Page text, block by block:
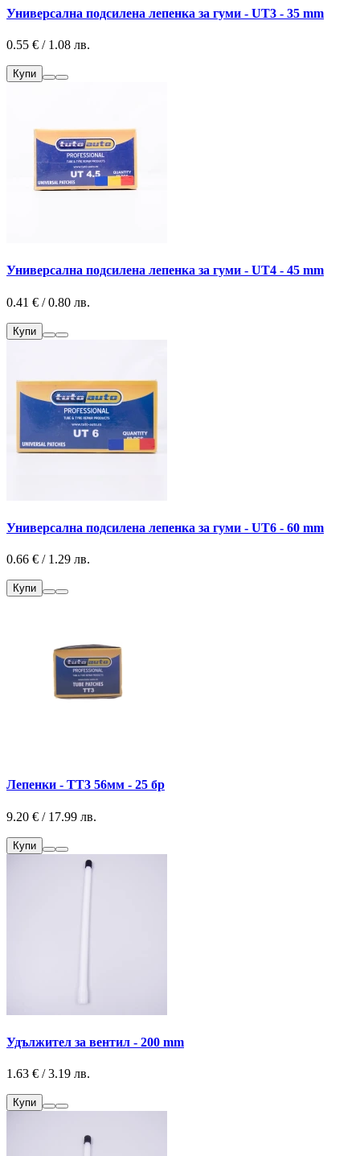
Универсална подсилена лепенка за гуми - UT3 - 35 mm
0.55 € / 1.08 лв.
Купи
Универсална подсилена лепенка за гуми - UT4 - 45 mm
0.41 € / 0.80 лв.
Купи
Универсална подсилена лепенка за гуми - UT6 - 60 mm
0.66 € / 1.29 лв.
Купи
Лепенки - ТТ3 56мм - 25 бр
9.20 € / 17.99 лв.
Купи
Удължител за вентил - 200 mm
1.63 € / 3.19 лв.
Купи